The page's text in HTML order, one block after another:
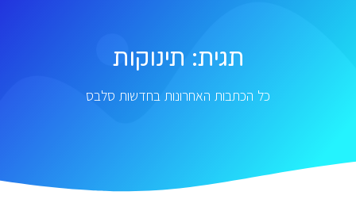
תגית: תינוקות
כל הכתבות האחרונות בחדשות סלבס